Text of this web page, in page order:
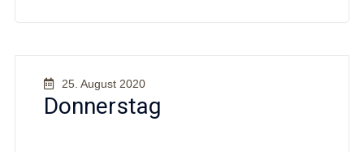
25. August 2020
Donnerstag